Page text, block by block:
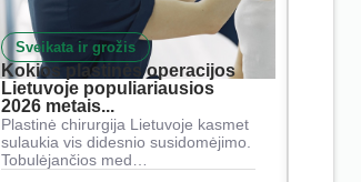
Sveikata ir grožis
Kokios plastinės operacijos
Lietuvoje populiariausios
2026 metais...
Plastinė chirurgija Lietuvoje kasmet
sulaukia vis didesnio susidomėjimo.
Tobulėjančios med…